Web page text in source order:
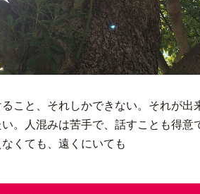
こと、それしかできない。それが出
。人混みは苦手で、話すことも得意
くても、遠くにいても